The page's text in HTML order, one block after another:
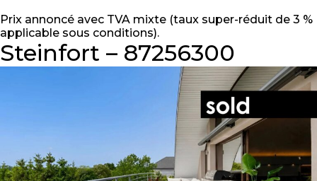
Prix annoncé avec TVA mixte (taux super-réduit de 3 %
applicable sous conditions).
Steinfort – 87256300